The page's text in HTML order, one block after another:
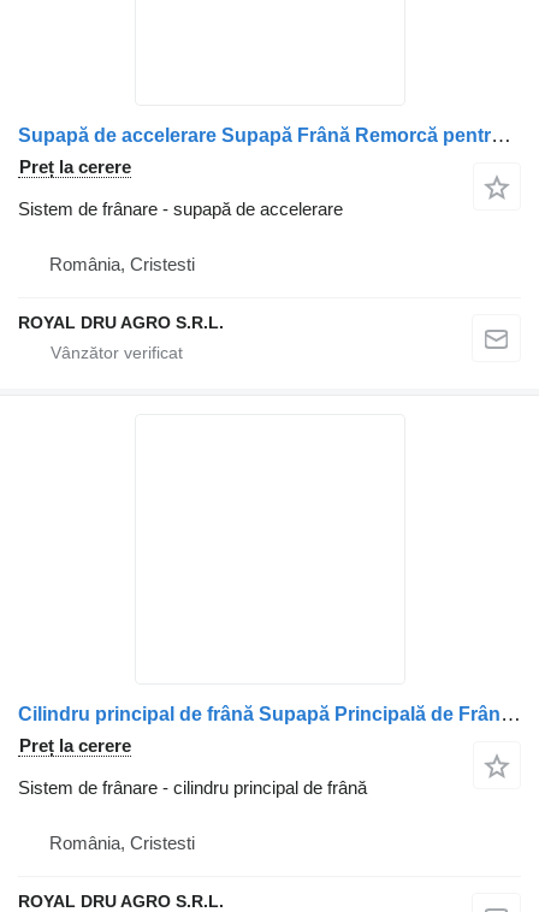
Supapă de accelerare Supapă Frână Remorcă pentru camion DAF 1325335
Preț la cerere
Sistem de frânare - supapă de accelerare
România, Cristesti
ROYAL DRU AGRO S.R.L.
Cilindru principal de frână Supapă Principală de Frână cu Pedală pentru camion DAF – Coduri: 0636169, 664865, 696796, 1518061, 1137190, 11988394, 11704582, 1189697, 1525510
Preț la cerere
Sistem de frânare - cilindru principal de frână
România, Cristesti
ROYAL DRU AGRO S.R.L.